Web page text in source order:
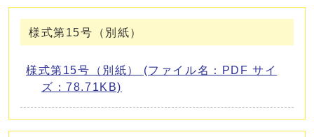
様式第15号（別紙）
様式第15号（別紙） (ファイル名：PDF サイ
ズ：78.71KB)